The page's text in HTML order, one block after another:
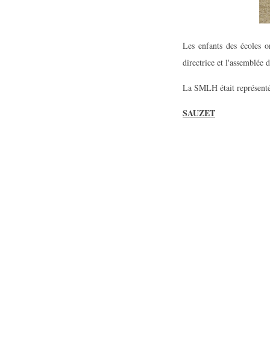
Les enfants des écoles
directrice et l'assemblée
La SMLH était
SAUZET